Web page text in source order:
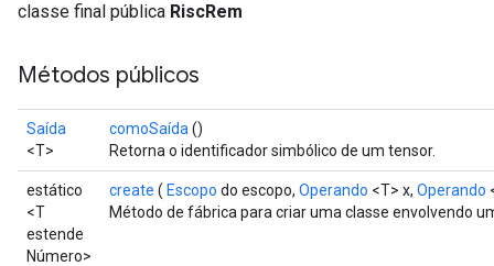
classe final pública RiscRem
Métodos públicos
Saída
<T>
comoSaída ()
Retorna o identificador simbólico de um tensor.
estático
<T
estende
Número>
create ( Escopo do escopo, Operando <T> x, Operando
Método de fábrica para criar uma classe envolvendo